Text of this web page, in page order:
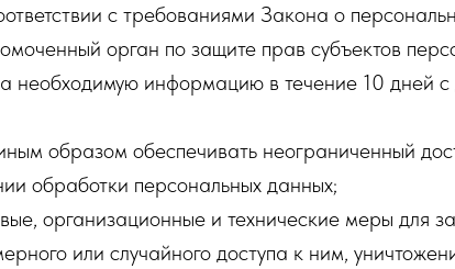
с требованиями Закона о
орган по защите прав субъектов
необходимую информацию в течение 10 дней с
образом обеспечивать неограниченный
обработки персональных данных;
организационные и технические меры для
или случайного доступа к ним,